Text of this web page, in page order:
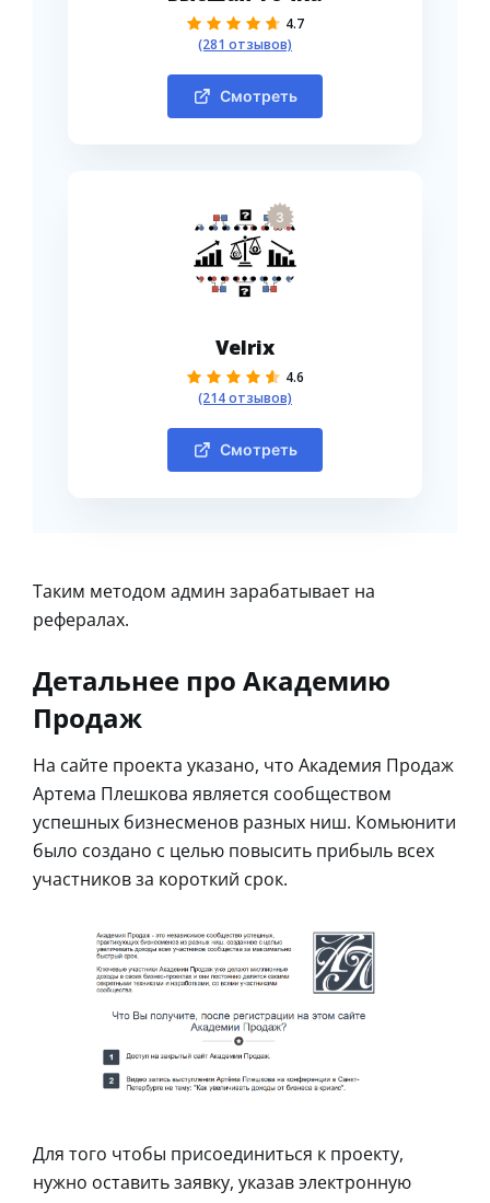
4.7
(281 отзывов)
Смотреть
3
Velrix
4.6
(214 отзывов)
Смотреть
Таким методом админ зарабатывает на
рефералах.
Детальнее про Академию
Продаж
На сайте проекта указано, что Академия Продаж
Артема Плешкова является сообществом
успешных бизнесменов разных ниш. Комьюнити
было создано с целью повысить прибыль всех
участников за короткий срок.
Для того чтобы присоединиться к проекту,
нужно оставить заявку, указав электронную